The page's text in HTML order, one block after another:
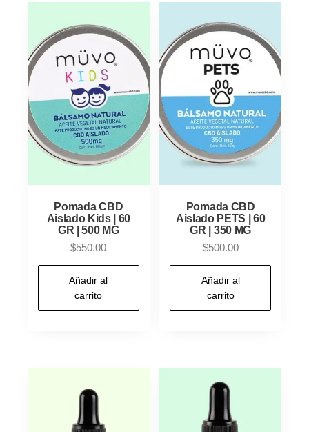
Pomada CBD
Aislado Kids | 60
GR | 500 MG
$550.00
Añadir al
carrito
Pomada CBD
Aislado PETS | 60
GR | 350 MG
$500.00
Añadir al
carrito